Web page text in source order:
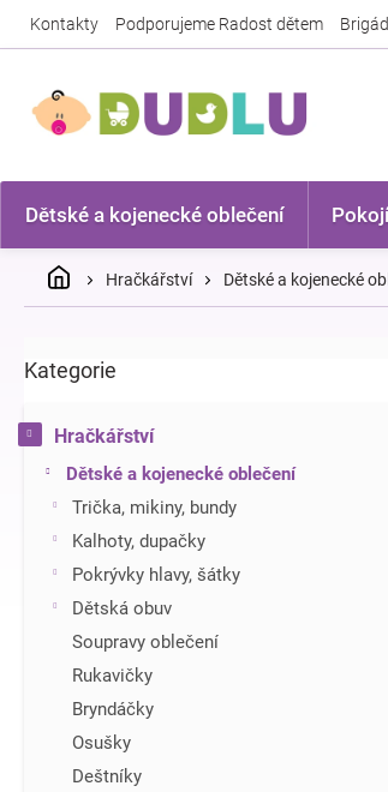
Kontakty Podporujeme Radost dětem
Dětské a kojenecké oblečení
DomůHračkářství Dětské a kojenecké
o
t
r
Přeskočit
Kategorie
Hračkářství
Dětské a kojenecké oblečení
Trička, mikiny, bundy
Kalhoty, dupačky
Pokrývky hlavy, šátky
Dětská obuv
Soupravy oblečení
Rukavičky
Bryndáčky
Osušky
Deštníky